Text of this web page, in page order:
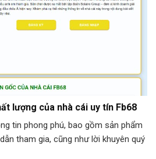
lượng của nhà cái uy tín Fb68
tin phong phú, bao gồm sản phẩm
tham gia, cũng như lời khuyên quý